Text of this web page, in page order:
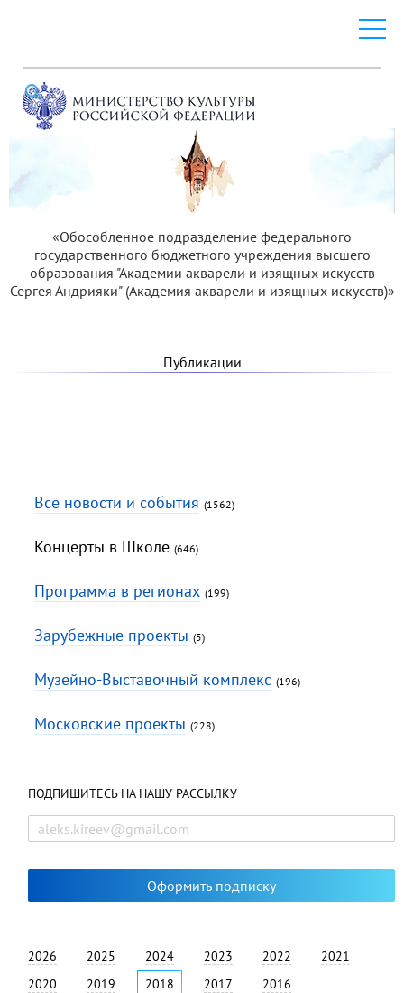
«Обособленное подразделение федерального
государственного бюджетного учреждения высшего
образования "Академии акварели и изящных искусств
Сергея Андрияки" (Академия акварели и изящных искусств)»
Публикации
Все новости и события (1562)
Концерты в Школе (646)
Программа в регионах (199)
Зарубежные проекты (5)
Музейно-Выставочный комплекс (196)
Московские проекты (228)
ПОДПИШИТЕСЬ НА НАШУ РАССЫЛКУ
2026 2025 2024 2023 2022
2021
2020
2019 2018 2017 2016